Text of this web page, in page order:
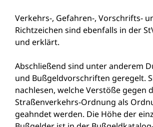
Verkehrs-, Gefahren-, Vorschrifts-
Richtzeichen sind ebenfalls in der
und erklärt.
Abschließend sind unter anderem
und Bußgeldvorschriften geregelt.
nachlesen, welche Verstöße gegen
Straßenverkehrs-Ordnung als
geahndet werden. Die Höhe der